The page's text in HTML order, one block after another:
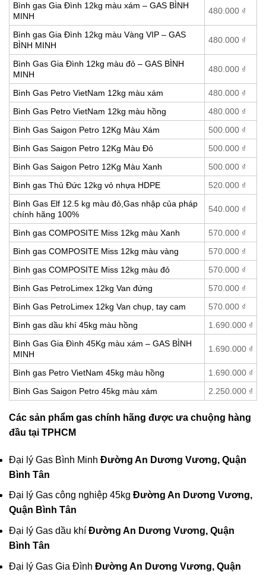
Bình gas Gia Đình 12kg màu xám – GAS BÌNH
MINH
480.000 ₫
Bình gas Gia Đình 12kg màu Vàng VIP – GAS
BÌNH MINH
480.000 ₫
Bình Gas Gia Đình 12kg màu đỏ – GAS BÌNH
MINH
480.000 ₫
Bình Gas Petro VietNam 12kg màu xám 480.000 ₫
Bình Gas Petro VietNam 12kg màu hồng
480.000 ₫
Bình Gas Saigon Petro 12Kg Màu Xám
500.000 ₫
Bình Gas Saigon Petro 12Kg Màu Đỏ
500.000 ₫
Bình Gas Saigon Petro 12Kg Màu Xanh
500.000 ₫
Bình gas Thủ Đức 12kg vỏ nhựa HDPE
520.000 ₫
Bình Gas Elf 12.5 kg màu đỏ,Gas nhập của pháp
chính hãng 100%
540.000 ₫
Bình gas COMPOSITE Miss 12kg màu Xanh 570.000 ₫
Bình gas COMPOSITE Miss 12kg màu vàng
570.000 ₫
Bình gas COMPOSITE Miss 12kg màu đỏ
570.000 ₫
Bình Gas PetroLimex 12kg Van đứng
570.000 ₫
Bình Gas PetroLimex 12kg Van chụp, tay cam
570.000 ₫
Bình gas dầu khí 45kg màu hồng
1.690.000 ₫
Bình Gas Gia Đình 45Kg màu xám – GAS BÌNH
MINH
1.690.000 ₫
Bình gas Petro VietNam 45kg màu hồng 1.690.000 ₫
Bình Gas Saigon Petro 45kg màu xám
2.250.000 ₫
Các sản phẩm gas chính hãng được ưa chuộng hàng
đầu tại TPHCM
Đại lý Gas Bình Minh Đường An Dương Vương, Quận
Bình Tân
Đại lý Gas công nghiệp 45kg Đường An Dương Vương,
Quận Bình Tân
Đại lý Gas dầu khí Đường An Dương Vương, Quận
Bình Tân
Đại lý Gas Gia Đình Đường An Dương Vương, Quận